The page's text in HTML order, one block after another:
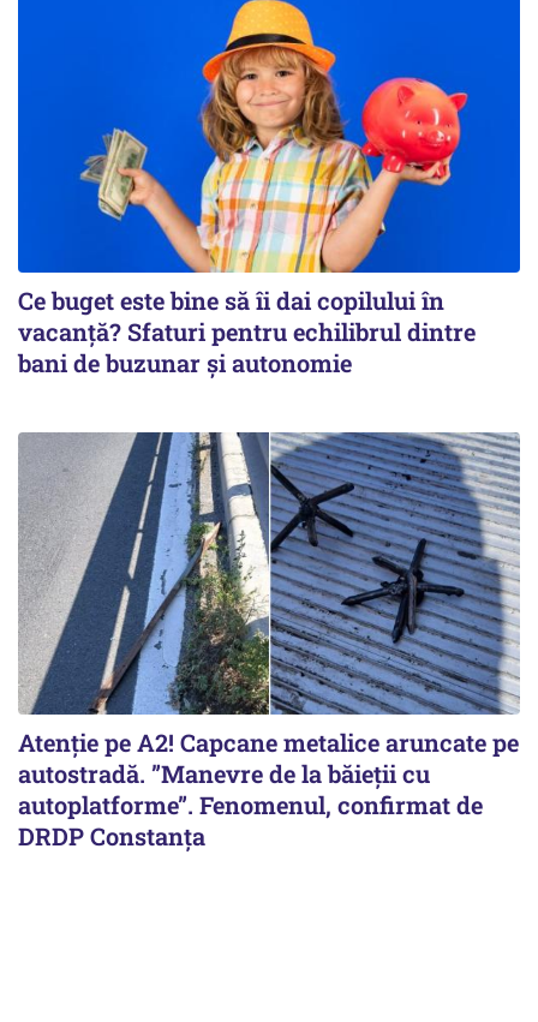
Ce buget este bine să îi dai copilului în
vacanță? Sfaturi pentru echilibrul dintre
bani de buzunar și autonomie
Atenție pe A2! Capcane metalice aruncate pe
autostradă. ”Manevre de la băieții cu
autoplatforme”. Fenomenul, confirmat de
DRDP Constanța